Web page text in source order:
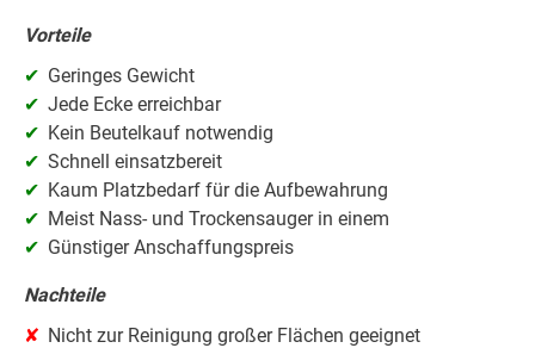
Vorteile
Geringes Gewicht
Jede Ecke erreichbar
Kein Beutelkauf notwendig
Schnell einsatzbereit
Kaum Platzbedarf für die Aufbewahrung
Meist Nass- und Trockensauger in einem
Günstiger Anschaffungspreis
Nachteile
Nicht zur Reinigung großer Flächen geeignet